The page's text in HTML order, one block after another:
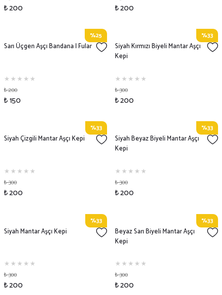
₺ 200 ₺ 200
%25
Sarı Üçgen Aşçı Bandana | Fular
₺ 200
₺ 150
%33
Siyah Kırmızı Biyeli Mantar Aşçı
Kepi
₺ 300
₺ 200
%33
Siyah Çizgili Mantar Aşçı Kepi
₺ 300
₺ 200
%33
Siyah Beyaz Biyeli Mantar Aşçı
Kepi
₺ 300
₺ 200
%33
Siyah Mantar Aşçı Kepi
₺ 300
₺ 200
%33
Beyaz Sarı Biyeli Mantar Aşçı
Kepi
₺ 300
₺ 200